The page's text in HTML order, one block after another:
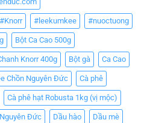
#Knorr #leekumkee #nuoctuong
Bột Ca Cao 500g
Knorr 400g Bột gà Ca Cao
Chồn Nguyên Đức Cà phê
Cà phê hạt Robusta 1kg (vị mộc)
Đức Dầu hào Dầu mè